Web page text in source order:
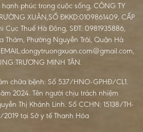
phúc trong cuộc sống, CÔNG TY
XUÂN,SỐ ĐKKD:0109861409, CẤP
Cục Thuế Hà Đông, SĐT: 0981935886,
Thám, Phường Nguyễn Trãi, Quận Hà
MINH TÂN.
chữa bệnh: Số 537/HNO-GPHĐ/CL1.
2024. Tên người chịu trách nhiệm
Thị Khánh Linh. Số CCHN: 15138/TH-
tại Sở y tế Thanh Hóa